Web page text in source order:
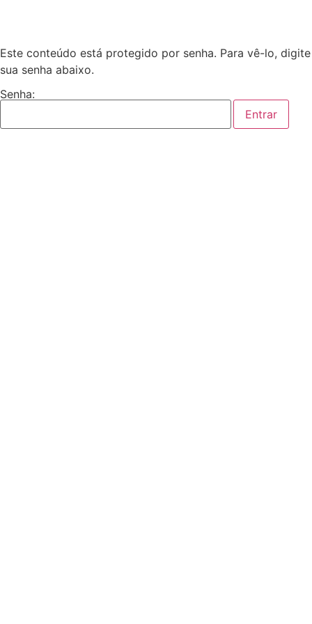
Este conteúdo está protegido por senha. Para vê-lo, digite
sua senha abaixo.
Senha: